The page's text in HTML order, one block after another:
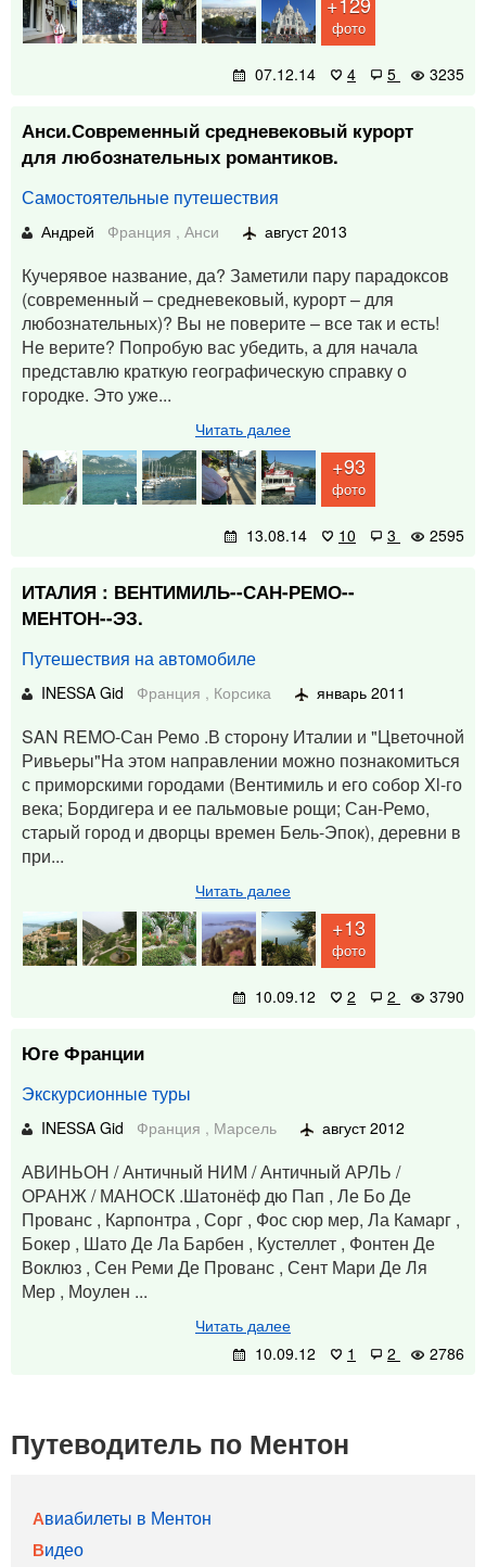
фото
07.12.14 4 5 3235
Анси.Современный средневековый курорт
для любознательных романтиков.
Самостоятельные путешествия
Андрей Франция , Анси август 2013
Кучерявое название, да? Заметили пару парадоксов
(современный – средневековый, курорт – для
любознательных)? Вы не поверите – все так и есть!
Не верите? Попробую вас убедить, а для начала
представлю краткую географическую справку о
городке. Это уже...
Читать далее
+93
фото
13.08.14 10 3 2595
ИТАЛИЯ : ВЕНТИМИЛЬ--САН-РЕМО--
МЕНТОН--ЭЗ.
Путешествия на автомобиле
INESSA Gid Франция , Корсика январь 2011
SAN REMO-Сан Ремо .В сторону Италии и "Цветочной
Ривьеры"На этом направлении можно познакомиться
с приморскими городами (Вентимиль и его собор Xl-го
века; Бордигера и ее пальмовые рощи; Сан-Ремо,
старый город и дворцы времен Бель-Эпок), деревни в
при...
Читать далее
+13
фото
10.09.12 2 2 3790
Юге Франции
Экскурсионные туры
INESSA Gid Франция , Марсель август 2012
АВИНЬОН / Античный НИМ / Античный АРЛЬ /
ОРАНЖ / МАНОСК .Шатонёф дю Пап , Ле Бо Де
Прованс , Карпонтра , Сорг , Фос сюр мер, Ла Камарг ,
Бокер , Шато Де Ла Барбен , Кустеллет , Фонтен Де
Воклюз , Сен Реми Де Прованс , Сент Мари Де Ля
Мер , Моулен ...
Читать далее
10.09.12
1 2 2786
Путеводитель по Ментон
Авиабилеты в Ментон
Видео